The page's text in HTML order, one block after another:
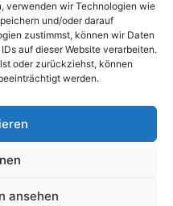
verwenden wir Technologien wie
und/oder darauf
zustimmst, können wir Daten
auf dieser Website verarbeiten.
oder zurückziehst, können
werden.
ansehen